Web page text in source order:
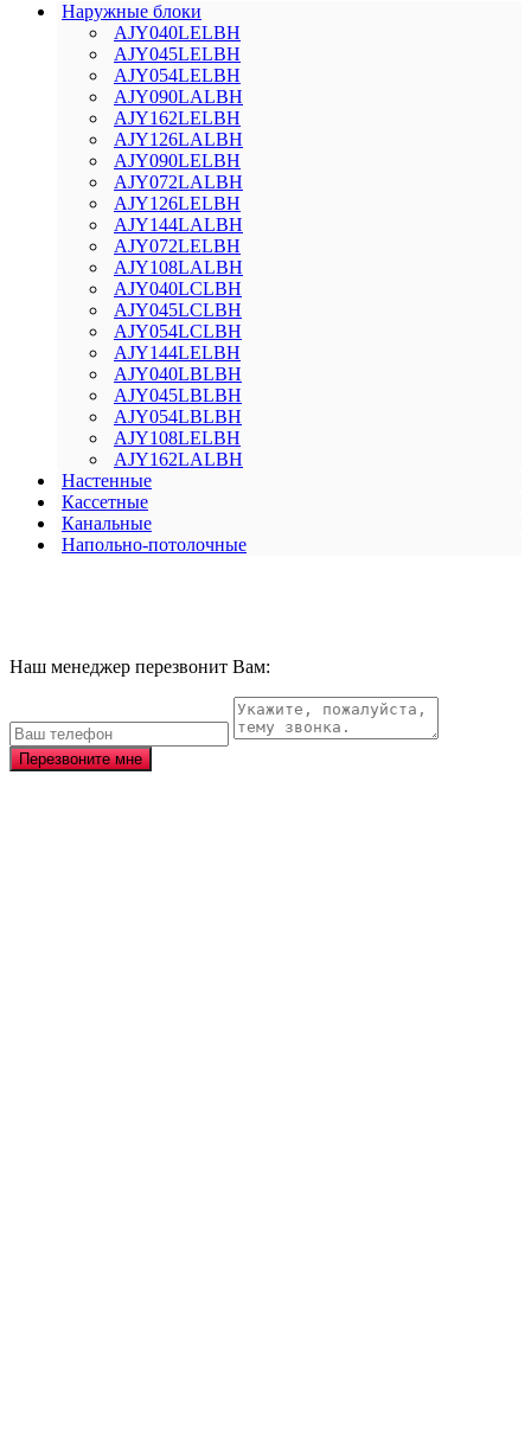
Наружные блоки
AJY040LELBH
AJY045LELBH
AJY054LELBH
AJY090LALBH
AJY162LELBH
AJY126LALBH
AJY090LELBH
AJY072LALBH
AJY126LELBH
AJY144LALBH
AJY072LELBH
AJY108LALBH
AJY040LCLBH
AJY045LCLBH
AJY054LCLBH
AJY144LELBH
AJY040LBLBH
AJY045LBLBH
AJY054LBLBH
AJY108LELBH
AJY162LALBH
Настенные
Кассетные
Канальные
Напольно-потолочные
Наш менеджер перезвонит Вам:
Перезвоните мне